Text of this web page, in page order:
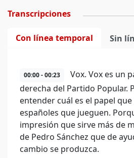
Transcripciones
Con línea temporal Sin
00:00 - 00:23
Vox. Vox es un
derecha del Partido Popular.
entender cuál es el papel
españoles que jueguen.
impresión que sirve más de
de Pedro Sánchez que de
cambio se produzca.